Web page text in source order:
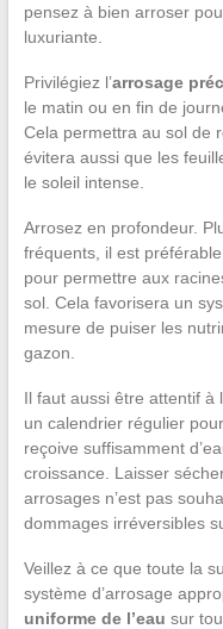
pensez à bien arroser
luxuriante.
Privilégiez l’arrosage
le matin ou en fin de
Cela permettra au sol de
évitera aussi que les
le soleil intense.
Arrosez en profondeur.
fréquents, il est
pour permettre aux
sol. Cela favorisera un
mesure de puiser les
gazon.
Il faut aussi être attentif à
un calendrier régulier
reçoive suffisamment
croissance. Laisser
arrosages n’est pas
dommages irréversibles
Veillez à ce que toute la
système d’arrosage
uniforme de l’eau sur